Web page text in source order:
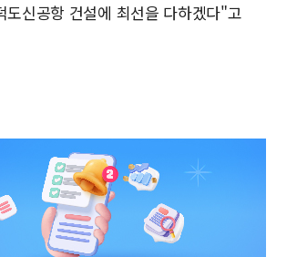
신공항 건설에 최선을 다하겠다"고